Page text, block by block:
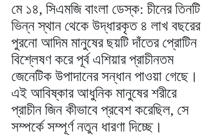
মে ১৪, সিএমজি বাংলা ডেস্ক: চীনের তিনটি
ভিন্ন স্থান থেকে উদ্ধারকৃত ৪ লাখ বছরের
পুরনো আদিম মানুষের ছয়টি দাঁতের প্রোটিন
বিশ্লেষণ করে পূর্ব এশিয়ার প্রাচীনতম
জেনেটিক উপাদানের সন্ধান পাওয়া গেছে।
এই আবিষ্কার আধুনিক মানুষের শরীরে
প্রাচীন জিন কীভাবে প্রবেশ করেছিল, সে
সম্পর্কে সম্পূর্ণ নতুন ধারণা দিচ্ছে।